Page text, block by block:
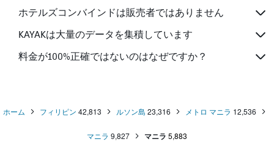
ホテルズコンバインドは販売者ではありません
KAYAKは大量のデータを集積しています
料金が100%正確ではないのはなぜですか？
ホーム フィリピン 42,813 ルソン島 23,316 メトロ マニラ 12,536
マニラ 9,827 マニラ 5,883